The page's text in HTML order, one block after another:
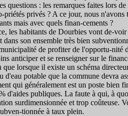
questions : les remarques faites lors
priétés privés ? A ce jour, nous
mais avec quels finan-cements ?
les habitants de Dourbies vont de-
dans son ensemble très bien
de profiter de l'opportu-nité
anticiper et se renseigner sur le
lorsque il existe un schéma
d'eau potable que la commune devra
qui généralement est un poste bien
d'aides publiques. La faute à qui, à
surdimensionnée et trop coûteuse.
tionnée à taux plein.